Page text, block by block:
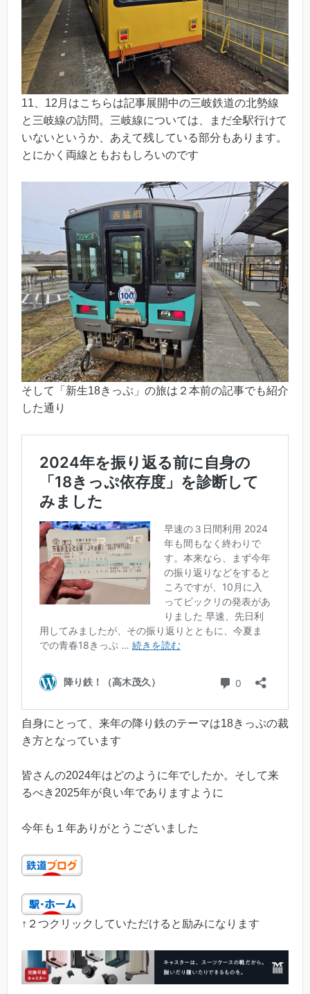
11、12月はこちらは記事展開中の三岐鉄道の北勢線
と三岐線の訪問。三岐線については、まだ全駅行けて
いないというか、あえて残している部分もあります。
とにかく両線ともおもしろいのです
そして「新生18きっぷ」の旅は２本前の記事でも紹介
した通り
自身にとって、来年の降り鉄のテーマは18きっぷの裁
き方となっています
皆さんの2024年はどのように年でしたか。そして来
るべき2025年が良い年でありますように
今年も１年ありがとうございました
↑２つクリックしていただけると励みになります